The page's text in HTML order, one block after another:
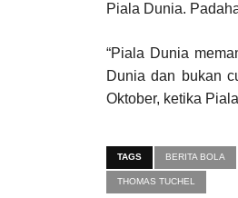
Piala Dunia.
“Piala Dunia
Dunia dan bukan
Oktober, ketika
TAGS BERITA BOLA
THOMAS TUCHEL